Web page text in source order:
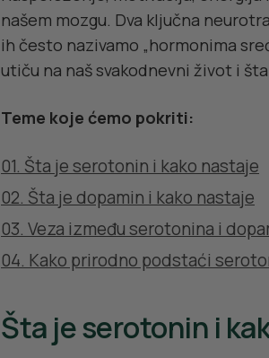
našem mozgu. Dva ključna
ih često nazivamo „hormonima
utiču na naš svakodnevni život i
Teme koje ćemo pokriti:
01. Šta je serotonin i kako nastaje
02. Šta je dopamin i kako nastaje
03. Veza između serotonina i
04. Kako prirodno podstaći
Šta je serotonin i